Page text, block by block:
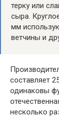
терку или
сыра.
мм
ветчины и
составляет
одинаковы
несколько